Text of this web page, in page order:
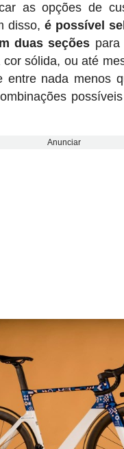
as opções de
disso, é possível
duas seções
sólida, ou até
entre nada menos
Anunciar